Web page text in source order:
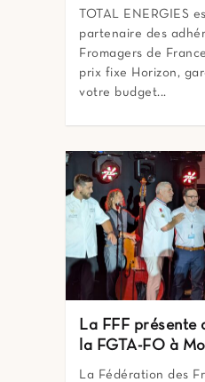
TOTAL ENERGIES
partenaire des
Fromagers de
prix fixe Horizon,
votre budget...
La FFF présente
la FGTA-FO à
La Fédération des